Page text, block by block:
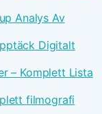
Analys Av
Digitalt
– Komplett Lista
filmografi